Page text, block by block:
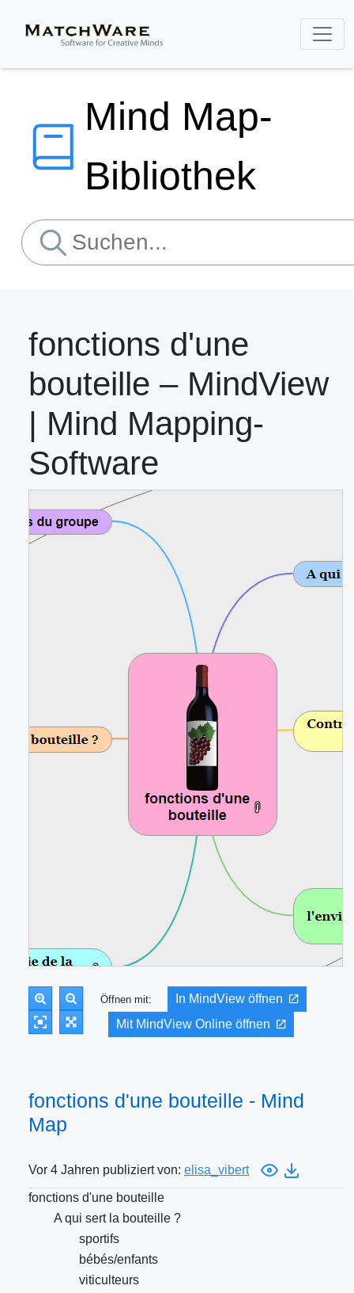
Mind Map-
Bibliothek
fonctions d'une
bouteille – MindView
| Mind Mapping-
Software
Öffnen mit:
In MindView öffnen
Mit MindView Online öffnen
fonctions d'une bouteille - Mind
Map
Vor 4 Jahren publiziert von: elisa_vibert
fonctions d'une bouteille
A qui sert la bouteille ?
sportifs
bébés/enfants
viticulteurs